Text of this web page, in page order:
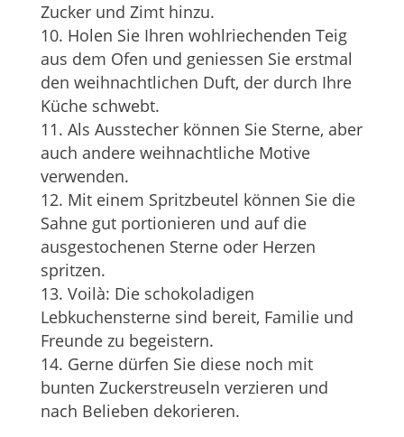
Zucker und Zimt hinzu.
Holen Sie Ihren wohlriechenden Teig
aus dem Ofen und geniessen Sie erstmal
den weihnachtlichen Duft, der durch Ihre
Küche schwebt.
Als Ausstecher können Sie Sterne, aber
auch andere weihnachtliche Motive
verwenden.
Mit einem Spritzbeutel können Sie die
Sahne gut portionieren und auf die
ausgestochenen Sterne oder Herzen
spritzen.
Voilà: Die schokoladigen
Lebkuchensterne sind bereit, Familie und
Freunde zu begeistern.
Gerne dürfen Sie diese noch mit
bunten Zuckerstreuseln verzieren und
nach Belieben dekorieren.